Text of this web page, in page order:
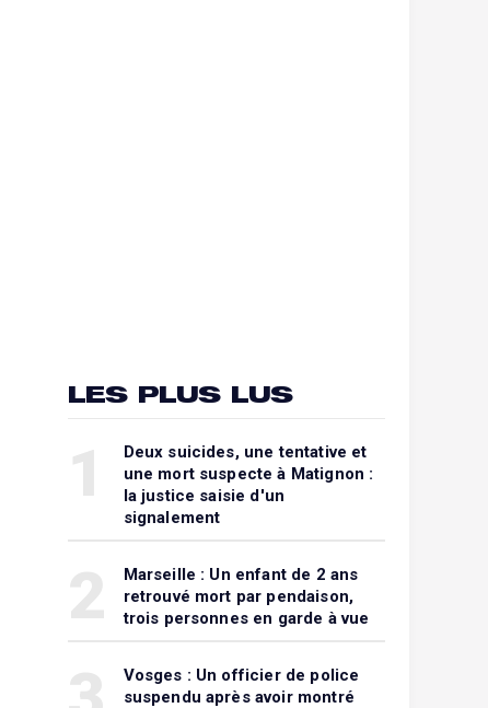
LES PLUS LUS
Deux suicides, une tentative et
une mort suspecte à Matignon :
la justice saisie d'un
signalement
Marseille : Un enfant de 2 ans
retrouvé mort par pendaison,
trois personnes en garde à vue
Vosges : Un officier de police
suspendu après avoir montré